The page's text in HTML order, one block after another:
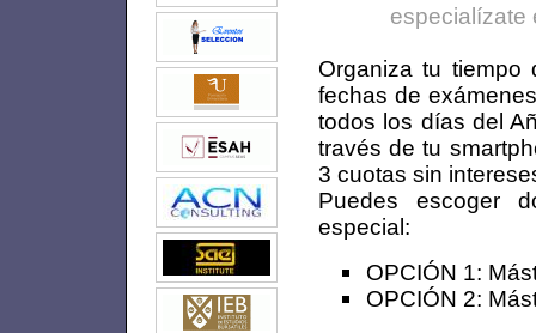
especialízate
Organiza tu tiempo
fechas de
todos los días del
través de tu
3 cuotas sin
Puedes escoger
especial:
OPCIÓN 1:
OPCIÓN 2: